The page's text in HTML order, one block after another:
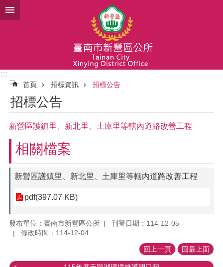
跳到主要內容區塊
:::
:::
首頁 招標資訊 招標公告
招標公告
新營區護鎮里、新北里、土庫里等轄內道路改善工程
相關檔案
新營區護鎮里、新北里、土庫里等轄內道路改善工程
pdf(397.07 KB)
發布單位：臺南市新營區公所
刊登日期：114-12-05
修改時間：114-12-04
回上一頁 回最上面